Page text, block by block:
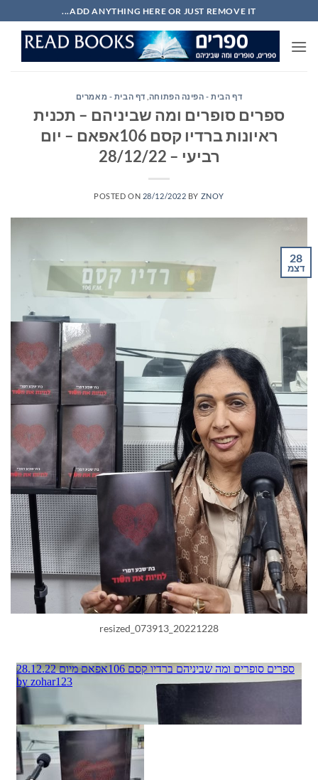
to
content
ADD ANYTHING HERE OR JUST REMOVE IT...
דף הבית - הפינה הפתוחה דף הבית - מאמרים
ספרים סופרים ומה שביניהם – תכנית
ראיונות ברדיו קסם 106אפאם – יום
רביעי – 28/12/22
POSTED ON 28/12/2022 BY ZNOY
28
דצמ
20221228_073913_resized